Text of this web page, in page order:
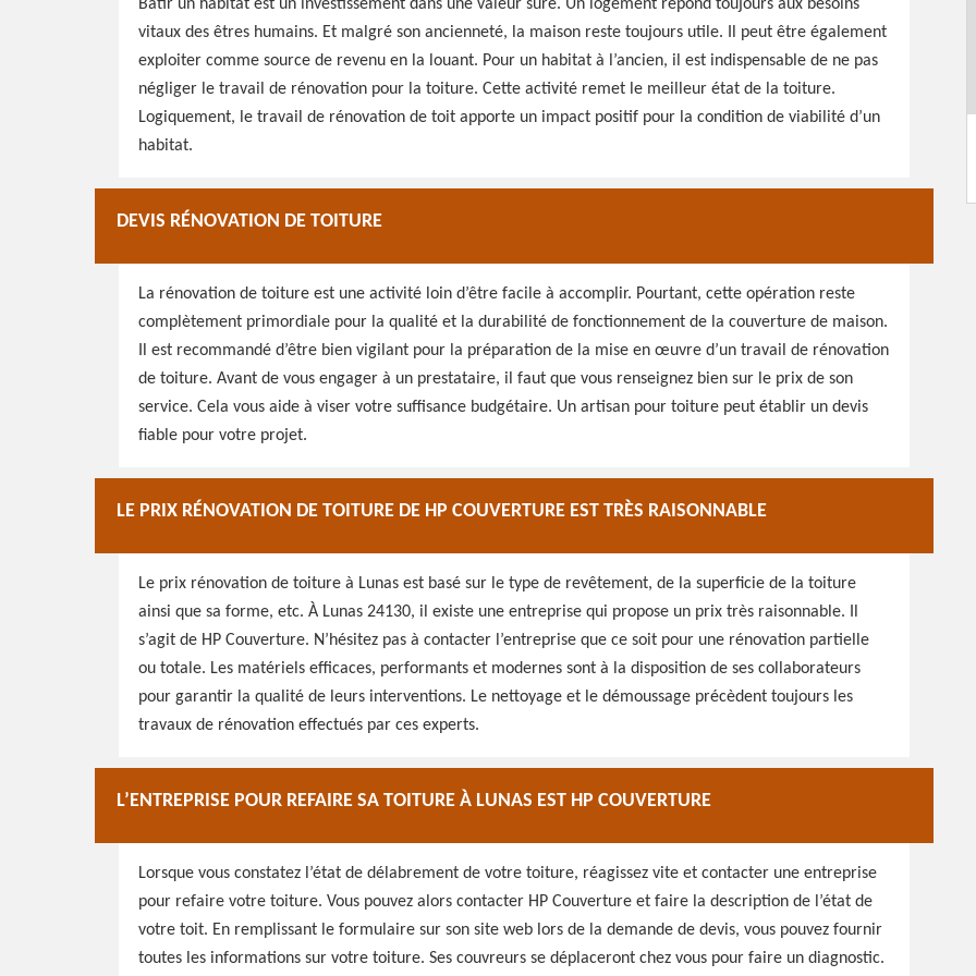
Bâtir un habitat est un investissement dans une valeur sûre. Un logement répond toujours aux besoins
vitaux des êtres humains. Et malgré son ancienneté, la maison reste toujours utile. Il peut être également
exploiter comme source de revenu en la louant. Pour un habitat à l’ancien, il est indispensable de ne pas
négliger le travail de rénovation pour la toiture. Cette activité remet le meilleur état de la toiture.
Logiquement, le travail de rénovation de toit apporte un impact positif pour la condition de viabilité d’un
habitat.
DEVIS RÉNOVATION DE TOITURE
La rénovation de toiture est une activité loin d’être facile à accomplir. Pourtant, cette opération reste
complètement primordiale pour la qualité et la durabilité de fonctionnement de la couverture de maison.
Il est recommandé d’être bien vigilant pour la préparation de la mise en œuvre d’un travail de rénovation
de toiture. Avant de vous engager à un prestataire, il faut que vous renseignez bien sur le prix de son
service. Cela vous aide à viser votre suffisance budgétaire. Un artisan pour toiture peut établir un devis
fiable pour votre projet.
LE PRIX RÉNOVATION DE TOITURE DE HP COUVERTURE EST TRÈS RAISONNABLE
Le prix rénovation de toiture à Lunas est basé sur le type de revêtement, de la superficie de la toiture
ainsi que sa forme, etc. À Lunas 24130, il existe une entreprise qui propose un prix très raisonnable. Il
s’agit de HP Couverture. N’hésitez pas à contacter l’entreprise que ce soit pour une rénovation partielle
ou totale. Les matériels efficaces, performants et modernes sont à la disposition de ses collaborateurs
pour garantir la qualité de leurs interventions. Le nettoyage et le démoussage précèdent toujours les
travaux de rénovation effectués par ces experts.
L’ENTREPRISE POUR REFAIRE SA TOITURE À LUNAS EST HP COUVERTURE
Lorsque vous constatez l’état de délabrement de votre toiture, réagissez vite et contacter une entreprise
pour refaire votre toiture. Vous pouvez alors contacter HP Couverture et faire la description de l’état de
votre toit. En remplissant le formulaire sur son site web lors de la demande de devis, vous pouvez fournir
toutes les informations sur votre toiture. Ses couvreurs se déplaceront chez vous pour faire un diagnostic.